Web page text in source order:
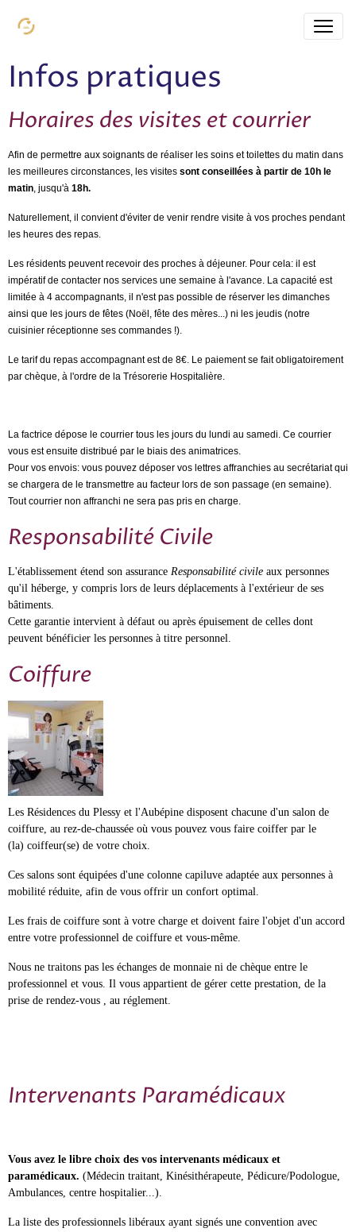
Infos pratiques
Horaires des visites et courrier
Afin de permettre aux soignants de réaliser les soins et toilettes du matin dans
les meilleures circonstances, les visites sont conseillées à partir de 10h le
matin, jusqu'à 18h.
Naturellement, il convient d'éviter de venir rendre visite à vos proches pendant
les heures des repas.
Les résidents peuvent recevoir des proches à déjeuner. Pour cela: il est
impératif de contacter nos services une semaine à l'avance. La capacité est
limitée à 4 accompagnants, il n'est pas possible de réserver les dimanches
ainsi que les jours de fêtes (Noël, fête des mères...) ni les jeudis (notre
cuisinier réceptionne ses commandes !).
Le tarif du repas accompagnant est de 8€. Le paiement se fait obligatoirement
par chèque, à l'ordre de la Trésorerie Hospitalière.
La factrice dépose le courrier tous les jours du lundi au samedi. Ce courrier
vous est ensuite distribué par le biais des animatrices.
Pour vos envois: vous pouvez déposer vos lettres affranchies au secrétariat qui
se chargera de le transmettre au facteur lors de son passage (en semaine).
Tout courrier non affranchi ne sera pas pris en charge.
Responsabilité Civile
L'établissement étend son assurance Responsabilité civile aux personnes
qu'il héberge, y compris lors de leurs déplacements à l'extérieur de ses
bâtiments.
Cette garantie intervient à défaut ou après épuisement de celles dont
peuvent bénéficier les personnes à titre personnel.
Coiffure
Les Résidences du Plessy et l'Aubépine disposent chacune d'un salon de
coiffure, au rez-de-chaussée où vous pouvez vous faire coiffer par le
(la) coiffeur(se) de votre choix.
Ces salons sont équipées d'une colonne capiluve adaptée aux personnes à
mobilité réduite, afin de vous offrir un confort optimal.
Les frais de coiffure sont à votre charge et doivent faire l'objet d'un accord
entre votre professionnel de coiffure et vous-même.
Nous ne traitons pas les échanges de monnaie ni de chèque entre le
professionnel et vous. Il vous appartient de gérer cette prestation, de la
prise de rendez-vous , au réglement.
Intervenants Paramédicaux
Vous avez le libre choix des vos intervenants médicaux et
paramédicaux. (Médecin traitant, Kinésithérapeute, Pédicure/Podologue,
Ambulances, centre hospitalier...).
La liste des professionnels libéraux ayant signés une convention avec